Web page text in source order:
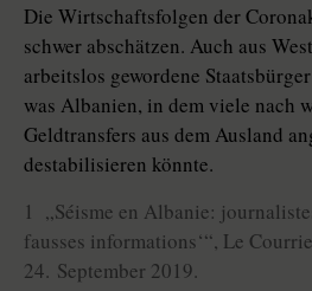
Die Wirtschaftsfolgen der
schwer abschätzen. Auch aus
arbeitslos gewordene
was Albanien, in dem viele nach
Geldtransfers aus dem Ausland
destabilisieren könnte.
1 „Séisme en Albanie:
fausses informations‘“, Le
24. September 2019.